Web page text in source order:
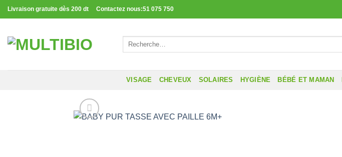
Passer
au
Livraison gratuite dès 200 dt Contactez nous:51 075 750
Recherche
VISAGE CHEVEUX SOLAIRES HYGIÈNE BÉBÉ ET MAMAN